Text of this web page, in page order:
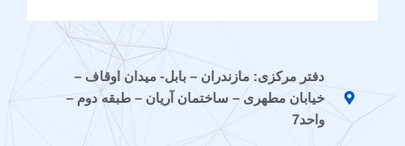
r
a
a
m
p
p
c
o
-
a
o
n
-
e
دفتر مرکزی: مازندران – بابل- میدان اوقاف –
خیابان مطهری – ساختمان آریان – طبقه دوم –
واحد7